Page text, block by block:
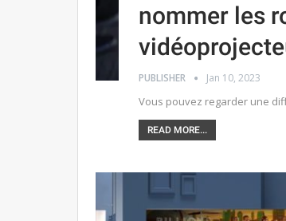
nommer les
PUBLISHER Jan 10, 2023
Vous pouvez regarder une
READ MORE...